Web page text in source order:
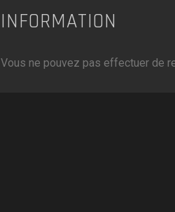
INFORMATION
Vous ne pouvez pas effectuer de